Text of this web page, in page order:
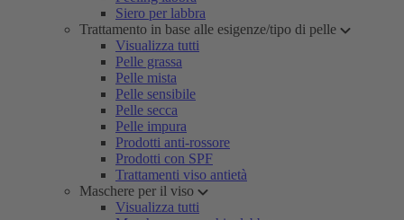
Siero per labbra
Trattamento in base alle esigenze/tipo di pelle
Visualizza tutti
Pelle grassa
Pelle mista
Pelle sensibile
Pelle secca
Pelle impura
Prodotti anti-rossore
Prodotti con SPF
Trattamenti viso antietà
Maschere per il viso
Visualizza tutti